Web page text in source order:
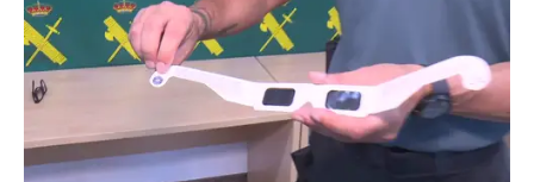
Eclipse solar